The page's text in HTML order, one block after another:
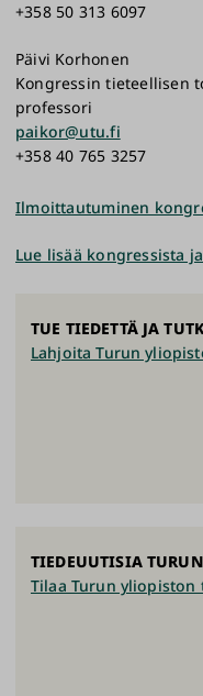
+358 50 313 6097
Päivi Korhonen
Kongressin tieteellisen
professori
paikor@utu.fi
+358 40 765 3257
Ilmoittautuminen
Lue lisää kongressista
TUE TIEDETTÄ JA
Lahjoita Turun
TIEDEUUTISIA
Tilaa Turun